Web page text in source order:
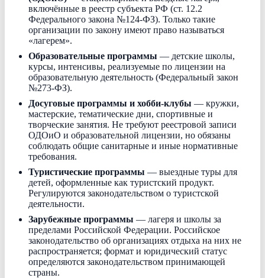
включённые в реестр субъекта РФ (ст. 12.2
Федерального закона №124-ФЗ). Только такие
организации по закону имеют право называться
«лагерем».
Образовательные программы — детские школы,
курсы, интенсивы, реализуемые по лицензии на
образовательную деятельность (Федеральный закон
№273-ФЗ).
Досуговые программы и хобби-клубы — кружки,
мастерские, тематические дни, спортивные и
творческие занятия. Не требуют реестровой записи
ОДОиО и образовательной лицензии, но обязаны
соблюдать общие санитарные и иные нормативные
требования.
Туристические программы — выездные туры для
детей, оформленные как туристский продукт.
Регулируются законодательством о туристской
деятельности.
Зарубежные программы — лагеря и школы за
пределами Российской Федерации. Российское
законодательство об организациях отдыха на них не
распространяется; формат и юридический статус
определяются законодательством принимающей
страны.